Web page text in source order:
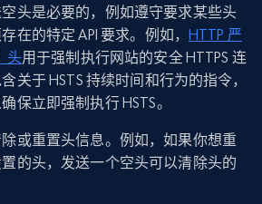
头是必要的，例如遵守要求某些头
在的特定 API 要求。例如，
HTTP 严
头用于强制执行网站的安全 HTTPS 连
关于 HSTS 持续时间和行为的指令，
保立即强制执行 HSTS。
或重置头信息。例如，如果你想重
的头，发送一个空头可以清除头的